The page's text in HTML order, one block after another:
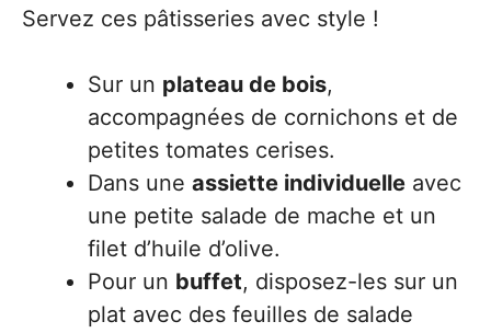
Servez ces pâtisseries avec style !
Sur un plateau de bois,
accompagnées de cornichons et de
petites tomates cerises.
Dans une assiette individuelle avec
une petite salade de mache et un
filet d’huile d’olive.
Pour un buffet, disposez-les sur un
plat avec des feuilles de salade